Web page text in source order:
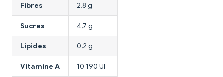
Fibres 2,8 g
Sucres 4,7 g
Lipides 0,2 g
Vitamine A 10 190 UI